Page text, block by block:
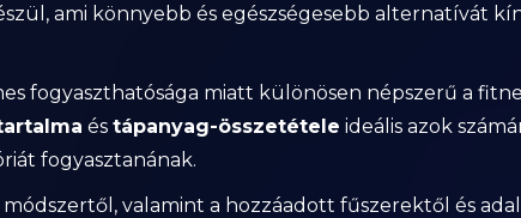
ami könnyebb és egészségesebb alternatívát
fogyaszthatósága miatt különösen népszerű a
és tápanyag-összetétele ideális azok
fogyasztanának.
valamint a hozzáadott fűszerektől és